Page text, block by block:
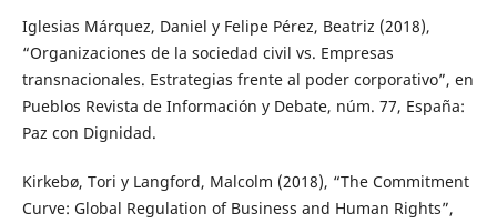
Iglesias Márquez, Daniel y Felipe Pérez, Beatriz (2018),
“Organizaciones de la sociedad civil vs. Empresas
transnacionales. Estrategias frente al poder corporativo”, en
Pueblos Revista de Información y Debate, núm. 77, España:
Paz con Dignidad.
Kirkebø, Tori y Langford, Malcolm (2018), “The Commitment
Curve: Global Regulation of Business and Human Rights”,